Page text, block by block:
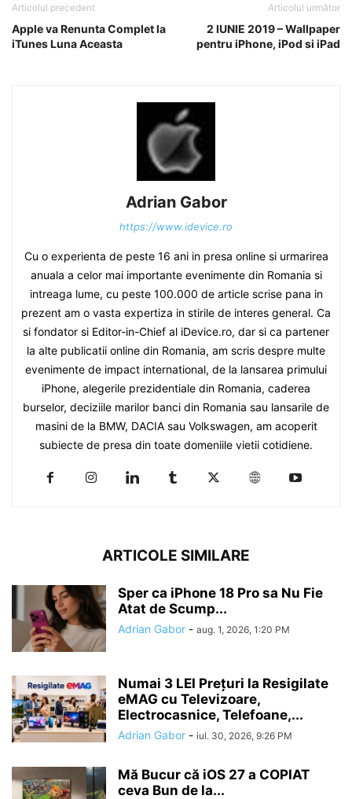
Articolul precedent
Apple va Renunta Complet la
iTunes Luna Aceasta
Articolul următor
2 IUNIE 2019 – Wallpaper
pentru iPhone, iPod si iPad
Adrian Gabor
https://www.idevice.ro
Cu o experienta de peste 16 ani in presa online si urmarirea
anuala a celor mai importante evenimente din Romania si
intreaga lume, cu peste 100.000 de article scrise pana in
prezent am o vasta expertiza in stirile de interes general. Ca
si fondator si Editor-in-Chief al iDevice.ro, dar si ca partener
la alte publicatii online din Romania, am scris despre multe
evenimente de impact international, de la lansarea primului
iPhone, alegerile prezidentiale din Romania, caderea
burselor, deciziile marilor banci din Romania sau lansarile de
masini de la BMW, DACIA sau Volkswagen, am acoperit
subiecte de presa din toate domeniile vietii cotidiene.
ARTICOLE SIMILARE
Sper ca iPhone 18 Pro sa Nu Fie
Atat de Scump...
Adrian Gabor - aug. 1, 2026, 1:20 PM
Numai 3 LEI Prețuri la Resigilate
eMAG cu Televizoare,
Electrocasnice, Telefoane,...
Adrian Gabor - iul. 30, 2026, 9:26 PM
Mă Bucur că iOS 27 a COPIAT
ceva Bun de la...